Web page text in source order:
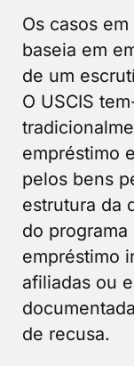
Os casos
baseia em
de um
O USCIS
empréstimo
pelos bens
estrutura da
do
empréstimo
afiliadas ou
de recusa.